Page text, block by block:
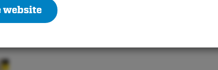
producten
website